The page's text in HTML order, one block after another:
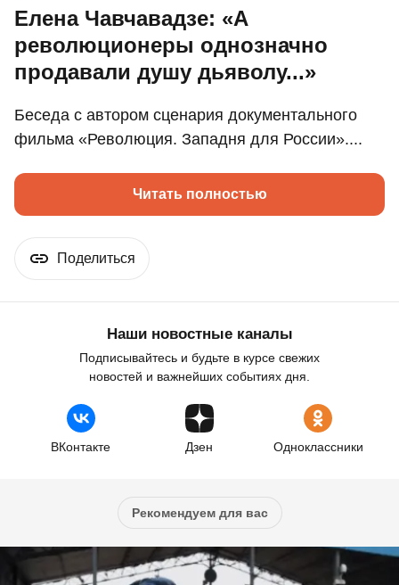
Елена Чавчавадзе: «А
революционеры однозначно
продавали душу дьяволу...»
Беседа с автором сценария документального
фильма «Революция. Западня для России»....
Читать полностью
Поделиться
Наши новостные каналы
Подписывайтесь и будьте в курсе свежих
новостей и важнейших событиях дня.
ВКонтакте Дзен Одноклассники
Рекомендуем для вас